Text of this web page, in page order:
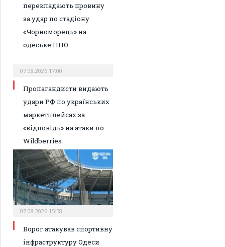
перекладають провину
за удар по стадіону
«Чорноморець» на
одеське ППО
07.08.2026 17:00
Пропагандисти видають
удари РФ по українських
маркетплейсах за
«відповідь» на атаки по
Wildberries
07.08.2026 15:58
Ворог атакував спортивну
інфраструктуру Одеси